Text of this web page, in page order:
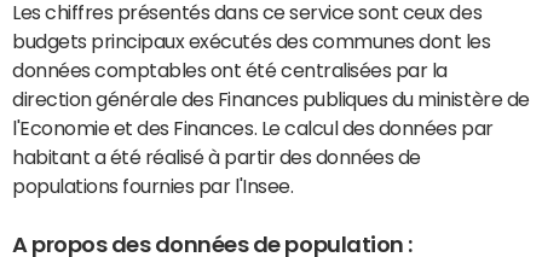
Les chiffres présentés dans ce service sont ceux des
budgets principaux exécutés des communes dont les
données comptables ont été centralisées par la
direction générale des Finances publiques du ministère de
l'Economie et des Finances. Le calcul des données par
habitant a été réalisé à partir des données de
populations fournies par l'Insee.
A propos des données de population :